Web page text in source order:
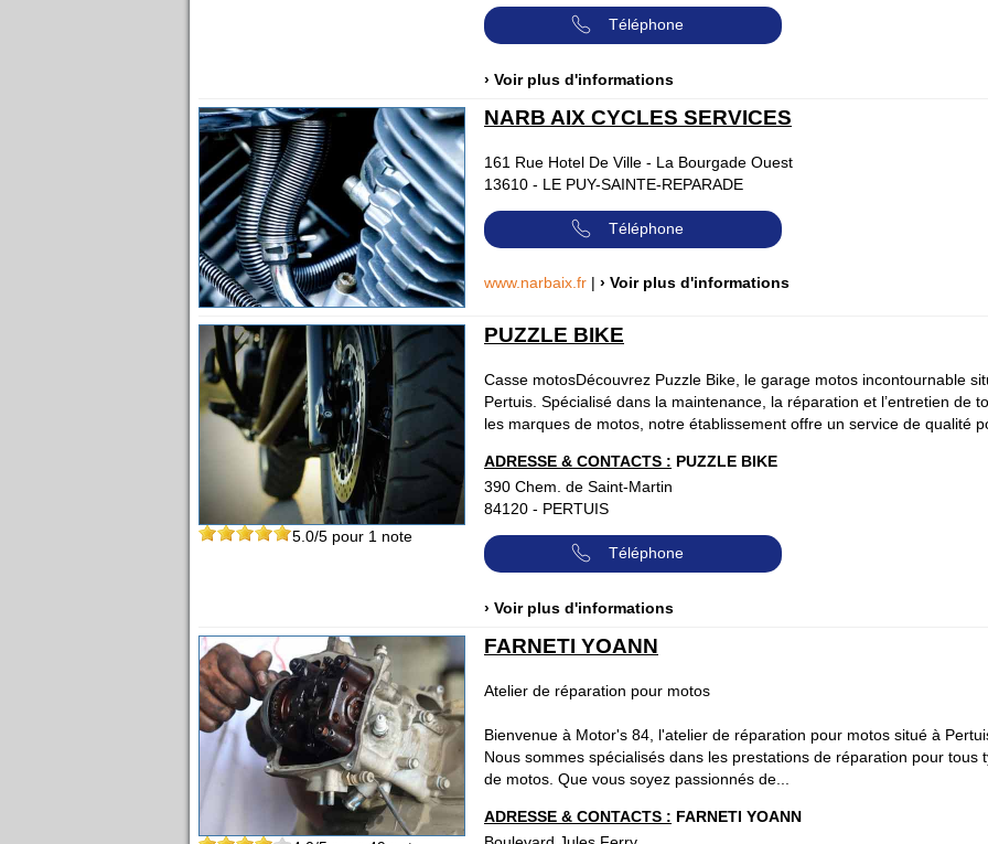
Téléphone
› Voir plus d'informations
NARB AIX CYCLES SERVICES
161 Rue Hotel De Ville - La Bourgade Ouest
13610 - LE PUY-SAINTE-REPARADE
Téléphone
www.narbaix.fr | › Voir plus d'informations
5.0/5 pour 1 note
PUZZLE BIKE
Casse motosDécouvrez Puzzle Bike, le garage motos incontournable
Pertuis. Spécialisé dans la maintenance, la réparation et l’entretien de
les marques de motos, notre établissement offre un service de qualité
ADRESSE & CONTACTS : PUZZLE BIKE
390 Chem. de Saint-Martin
84120 - PERTUIS
Téléphone
› Voir plus d'informations
FARNETI YOANN
Atelier de réparation pour motos
Bienvenue à Motor's 84, l'atelier de réparation pour motos situé à
Nous sommes spécialisés dans les prestations de réparation pour tous
de motos. Que vous soyez passionnés de...
ADRESSE & CONTACTS : FARNETI YOANN